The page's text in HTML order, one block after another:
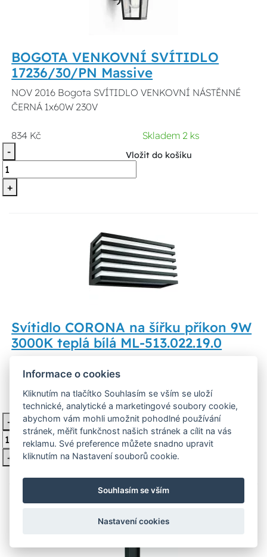
BOGOTA VENKOVNÍ SVÍTIDLO
17236/30/PN Massive
NOV 2016 Bogota SVÍTIDLO VENKOVNÍ NÁSTĚNNÉ
ČERNÁ 1x60W 230V
834 Kč
Skladem 2 ks
-
+
Vložit do košíku
Svítidlo CORONA na šířku příkon 9W
3000K teplá bílá ML-513.022.19.0
exteriérové svítidlo, černé, příkon 9W, barva světl
1 656 Kč
Skladem 6 ks
-
+
Vložit do košíku
E27
Informace o cookies
Kliknutím na tlačítko Souhlasím se vším se uloží
technické, analytické a marketingové soubory cookie,
abychom vám mohli umožnit pohodlné používání
stránek, měřit funkčnost našich stránek a cílit na vás
reklamu. Své preference můžete snadno upravit
kliknutím na Nastavení souborů cookie.
Souhlasím se vším
Nastavení cookies